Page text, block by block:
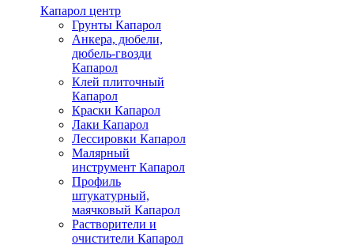
Капарол центр
Грунты Капарол
Анкера, дюбели,
дюбель-гвозди
Капарол
Клей плиточный
Капарол
Краски Капарол
Лаки Капарол
Лессировки Капарол
Малярный
инструмент Капарол
Профиль
штукатурный,
маячковый Капарол
Растворители и
очистители Капарол